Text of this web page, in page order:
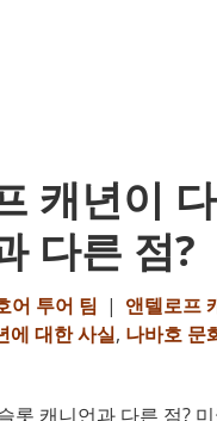
캐년이
다른 점?
어 투어 팀 | 앤텔로프
에 대한 사실, 나바호 문
롯 캐니언과 다른 점?